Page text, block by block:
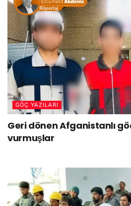
GÖÇ YAZILARI
Geri dönen Afganistanlı
vurmuşlar